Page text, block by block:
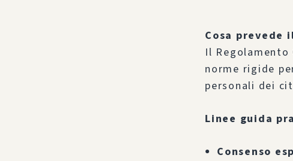
Cosa prevede
Il Regolamento
norme rigide
personali dei
Linee guida
Consenso